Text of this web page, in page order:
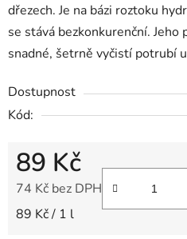
dřezech. Je na bázi roztoku
se stává bezkonkurenční. Jeho
snadné, šetrně vyčistí potrubí
Dostupnost
Kód:
89 Kč
74 Kč bez DPH
Měrná cena:
89 Kč / 1 l